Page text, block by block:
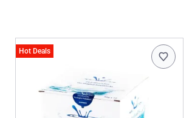
Hot Deals